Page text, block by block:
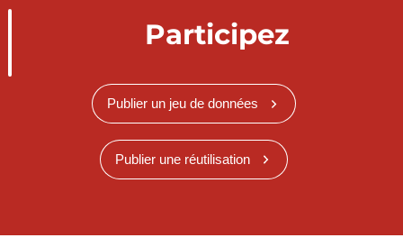
Participez
Publier un jeu de données
Publier une réutilisation